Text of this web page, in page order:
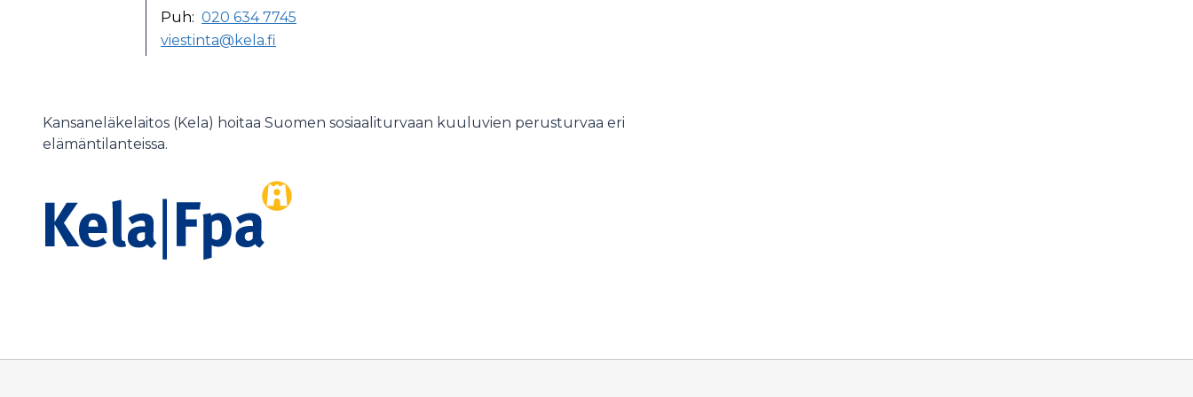
Puh: 020 634 7745
viestinta@kela.fi
Kansaneläkelaitos (Kela) hoitaa Suomen sosiaaliturvaan kuuluvien perusturvaa eri
elämäntilanteissa.